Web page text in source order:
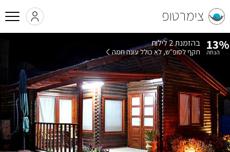
צימרטופ
13% בהזמנת 2 לילות
תקף לסופ"ש לא כולל עונה חמה